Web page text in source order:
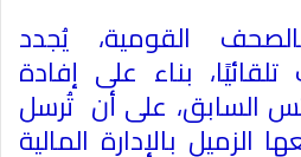
القومية، يُجدد
بناء على إفادة
السابق، على أن تُرسل
الزميل بالإدارة المالية